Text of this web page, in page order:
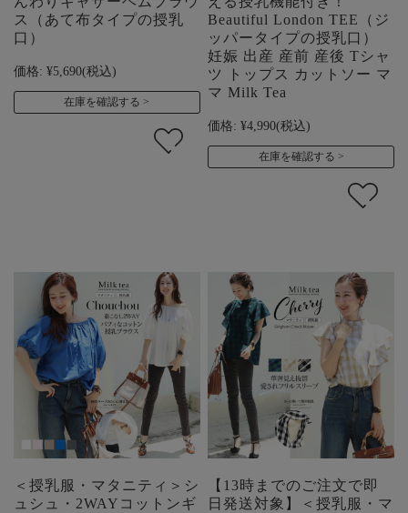
ス（あて布タイプの授乳
口）
価格: ¥5,690(税込)
在庫を確認する
Beautiful London TEE（ジ
ッパータイプの授乳口）
妊娠 出産 産前 産後 Tシャ
ツ トップス カットソー マ
マ Milk Tea
価格: ¥4,990(税込)
在庫を確認する
＜授乳服・マタニティ＞シ
ュシュ・2WAYコットンギ
【13時までのご注文で即
日発送対象】＜授乳服・マ